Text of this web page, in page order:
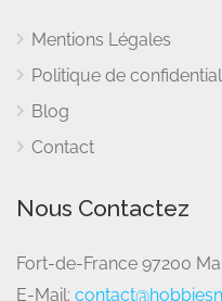
Mentions Légales
Politique de
Blog
Contact
Nous Contactez
Fort-de-France 97200
E-Mail: